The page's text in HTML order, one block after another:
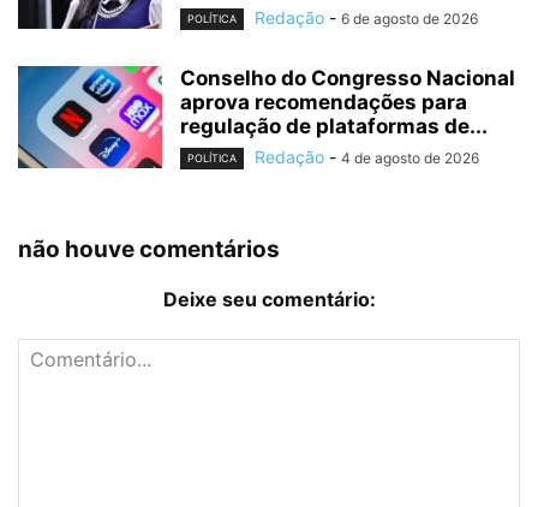
POLÍTICA Redação - 6 de agosto de 2026
Conselho do Congresso Nacional
aprova recomendações para
regulação de plataformas de...
POLÍTICA Redação - 4 de agosto de 2026
não houve comentários
Deixe seu comentário: